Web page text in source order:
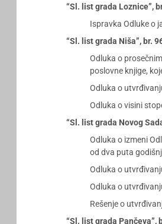
“Sl. list grada Loznice”,
Ispravka Odluke o
“Sl. list grada Niša”, br.
Odluka o
poslovne knjige,
Odluka o
Odluka o visini
“Sl. list grada Novog
Odluka o izmeni
od dva puta
Odluka o
Odluka o
Rešenje o
“Sl. list grada Pančeva”,